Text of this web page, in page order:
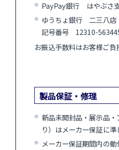
PayPay銀行 はやぶさ
ゆうちょ銀行 二三八
記号番号 12310-
お振込手数料はお客様ご負
製品保証・修理
新品未開封品・展示品
り）はメーカー保証に準
メーカー保証期間内の